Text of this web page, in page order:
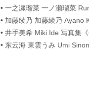
•一之濑瑠菜 一ノ瀬瑠菜
[62P]
• 加藤绫乃 加藤綾乃 Ayano
[54P]
•井手美希 Miki Ide 写真集
• 东云海 東雲うみ Umi